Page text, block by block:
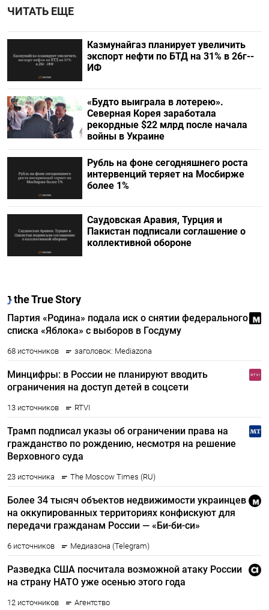
ЧИТАТЬ ЕЩЕ
Казмунайгаз планирует увеличить
экспорт нефти по БТД на 31% в 26г--
ИФ
«Будто выиграла в лотерею».
Северная Корея заработала
рекордные $22 млрд после начала
войны в Украине
Рубль на фоне сегодняшнего роста
интервенций теряет на Мосбирже
более 1%
Саудовская Аравия, Турция и
Пакистан подписали соглашение о
коллективной обороне